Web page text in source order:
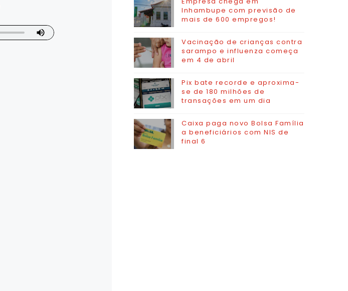
Inhambupe com previsão de
mais de 600 empregos!
Vacinação de crianças contra
sarampo e influenza começa
em 4 de abril
Pix bate recorde e aproxima-
se de 180 milhões de
transações em um dia
Caixa paga novo Bolsa Família
a beneficiários com NIS de
final 6